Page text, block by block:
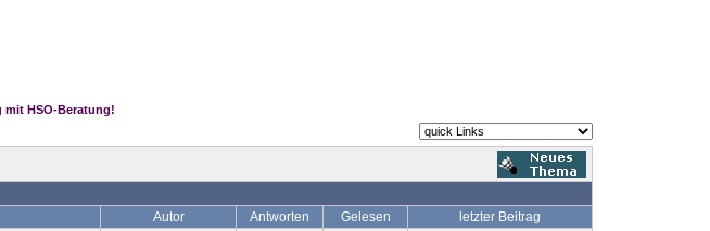
mit HSO-Beratung!
Autor Antworten Gelesen letzter Beitrag